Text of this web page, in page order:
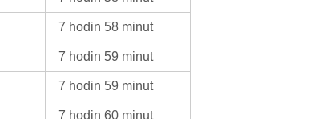
7 hodin 58 minut
7 hodin 59 minut
7 hodin 59 minut
7 hodin 60 minut